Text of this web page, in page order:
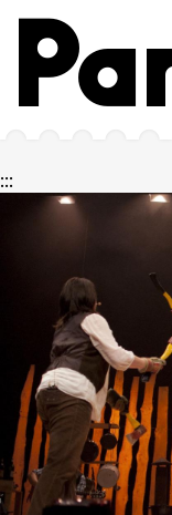
跳到主要内容区块
网站导览
:::